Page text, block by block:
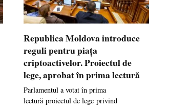
Republica Moldova introduce
reguli pentru piața
criptoactivelor. Proiectul de
lege, aprobat în prima lectură
Parlamentul a votat în prima
lectură proiectul de lege privind